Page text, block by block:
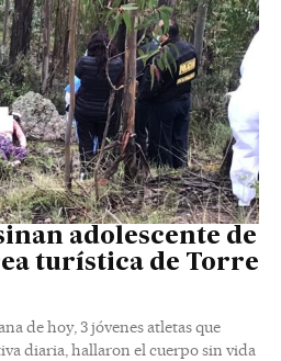
adolescente de
turística de Torre
de hoy, 3 jóvenes atletas que
diaria, hallaron el cuerpo sin vida